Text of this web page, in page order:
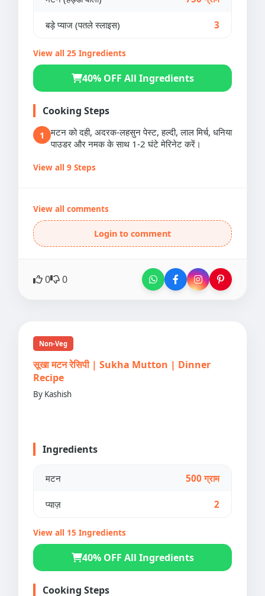
बड़े प्याज (पतले स्लाइस) 3
View all 25 Ingredients
40% OFF All Ingredients
Cooking Steps
1
मटन को दही, अदरक-लहसुन पेस्ट, हल्दी, लाल मिर्च, धनिया
पाउडर और नमक के साथ 1-2 घंटे मेरिनेट करें।
View all 9 Steps
View all comments
Login to comment
0 0
Non-Veg
सूखा मटन रेसिपी | Sukha Mutton | Dinner
Recipe
By Kashish
Ingredients
मटन 500 ग्राम
प्याज़ 2
View all 15 Ingredients
40% OFF All Ingredients
Cooking Steps